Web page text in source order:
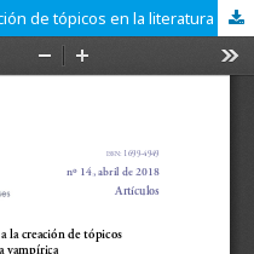
La aportación de Calmet a la creación de tópicos en la literatura vampírica